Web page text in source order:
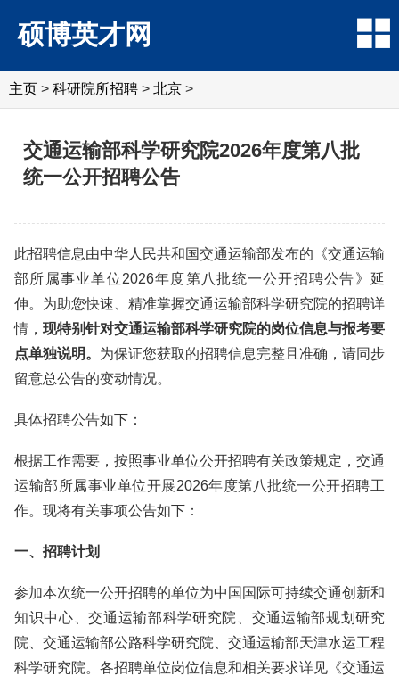
硕博英才网
主页 > 科研院所招聘 > 北京 >
交通运输部科学研究院2026年度第八批
统一公开招聘公告
此招聘信息由中华人民共和国交通运输部发布的《交通运输
部所属事业单位2026年度第八批统一公开招聘公告》延
伸。为助您快速、精准掌握交通运输部科学研究院的招聘详
情， 现特别针对交通运输部科学研究院的岗位信息与报考要
点单独说明。 为保证您获取的招聘信息完整且准确，请同步
留意总公告的变动情况。
具体招聘公告如下：
根据工作需要，按照事业单位公开招聘有关政策规定，交通
运输部所属事业单位开展2026年度第八批统一公开招聘工
作。现将有关事项公告如下：
一、招聘计划
参加本次统一公开招聘的单位为中国国际可持续交通创新和
知识中心、交通运输部科学研究院、交通运输部规划研究
院、交通运输部公路科学研究院、交通运输部天津水运工程
科学研究院。各招聘单位岗位信息和相关要求详见《交通运